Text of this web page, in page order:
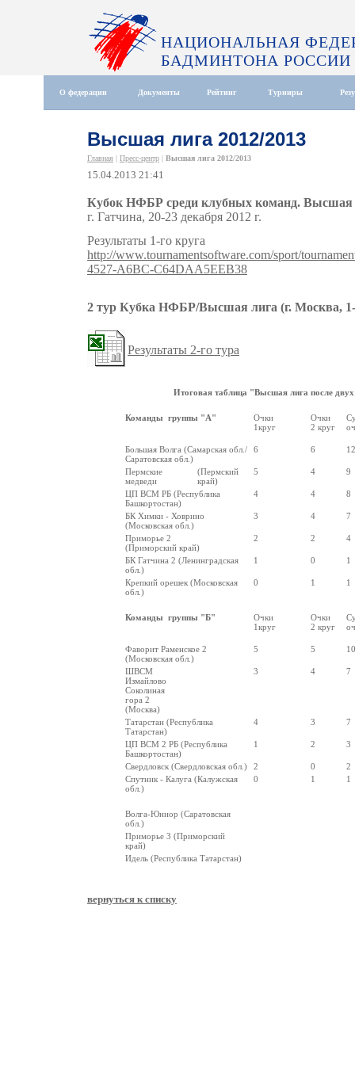
НАЦИОНАЛЬНАЯ
БАДМИНТОНА РОССИИ
О федерации Документы Рейтинг Турниры
Высшая лига 2012/2013
Главная | Пресс-центр | Высшая лига 2012/2013
15.04.2013 21:41
Кубок НФБР среди клубных команд. Высшая
г. Гатчина, 20-23 декабря 2012 г.
Результаты 1-го круга
http://www.tournamentsoftware.com/sport/
4527-A6BC-C64DAA5EEB38
2 тур Кубка НФБР/Высшая лига (г. Москва, 1-
Результаты 2-го тура
Итоговая таблица "Высшая лига после
Команды группы "А"
Очки
1круг
Очки
2 круг
Большая Волга (Самарская обл./
Саратовская обл.)
6 6 12
Пермские
медведи
(Пермский
край)
5 4 9
ЦП ВСМ РБ (Республика
Башкортостан)
4 4 8
БК Химки - Ховрино
(Московская обл.)
3 4 7
Приморье 2
(Приморский край)
2 2 4
БК Гатчина 2 (Ленинградская
обл.)
1 0 1
Крепкий орешек (Московская
обл.)
0 1 1
Команды группы "Б"
Очки
1круг
Очки
2 круг
Фаворит Раменское 2
(Московская обл.)
5 5 10
ШВСМ
Измайлово
Соколиная
гора 2
(Москва)
3 4 7
Татарстан (Республика
Татарстан)
4 3 7
ЦП ВСМ 2 РБ (Республика
Башкортостан)
1 2 3
Свердловск (Свердловская обл.) 2 0
2
Спутник - Калуга (Калужская
обл.)
0 1 1
Волга-Юниор (Саратовская
обл.)
Приморье 3 (Приморский
край)
Идель (Республика Татарстан)
вернуться к списку